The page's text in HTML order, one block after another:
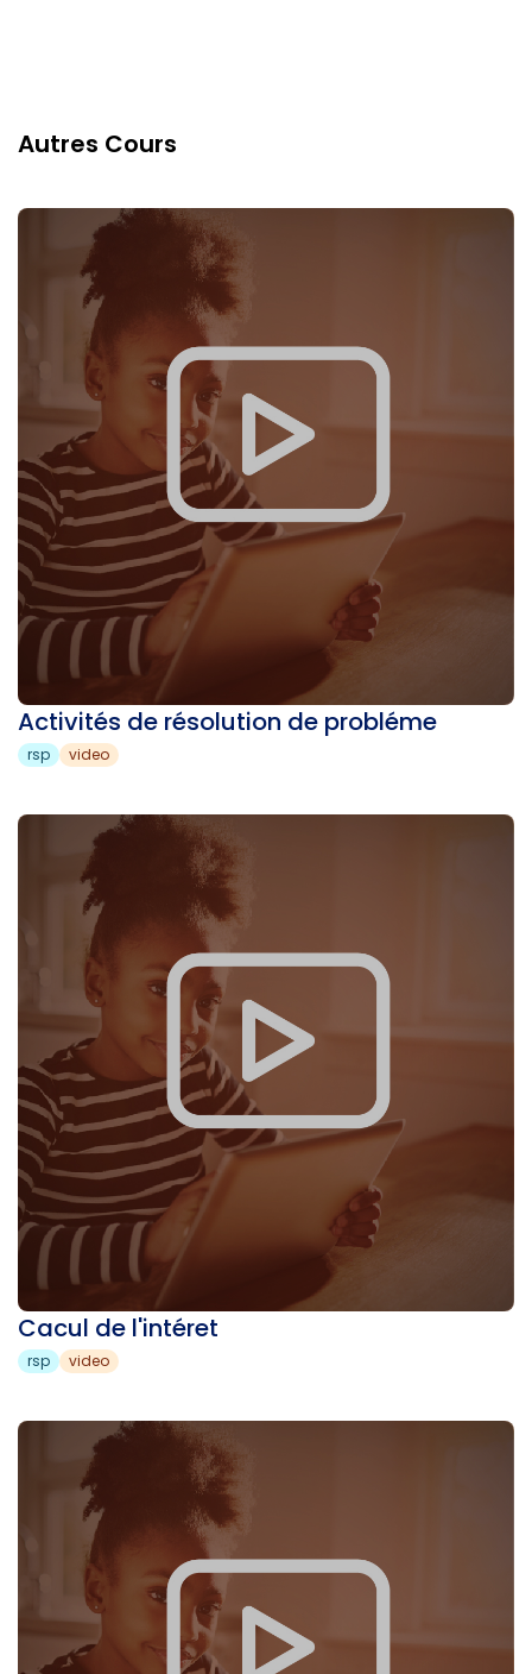
Autres Cours
Activités de résolution de probléme
rsp video
Cacul de l'intéret
rsp video